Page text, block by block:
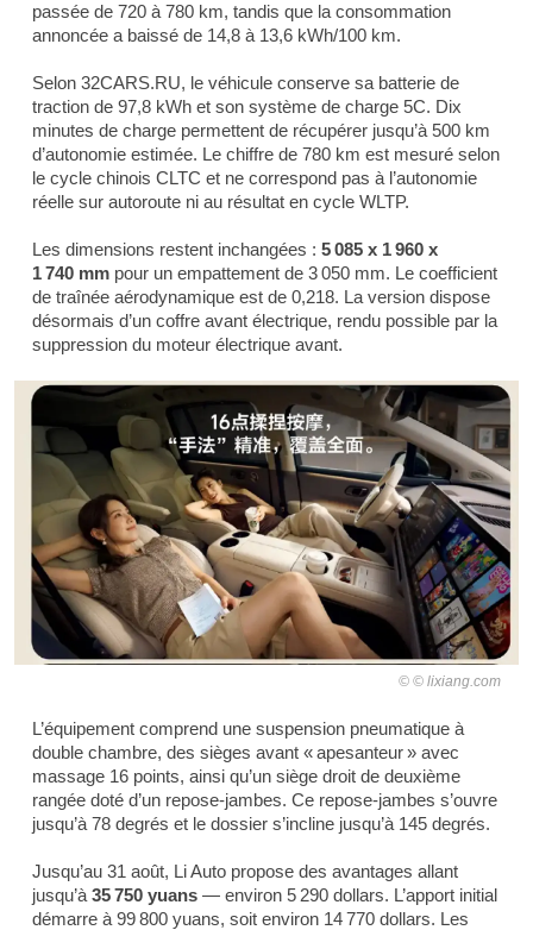
passée de 720 à 780 km, tandis que la consommation
annoncée a baissé de 14,8 à 13,6 kWh/100 km.
Selon 32CARS.RU, le véhicule conserve sa batterie de
traction de 97,8 kWh et son système de charge 5C. Dix
minutes de charge permettent de récupérer jusqu’à 500 km
d’autonomie estimée. Le chiffre de 780 km est mesuré selon
le cycle chinois CLTC et ne correspond pas à l’autonomie
réelle sur autoroute ni au résultat en cycle WLTP.
Les dimensions restent inchangées : 5 085 x 1 960 x
1 740 mm pour un empattement de 3 050 mm. Le coefficient
de traînée aérodynamique est de 0,218. La version dispose
désormais d’un coffre avant électrique, rendu possible par la
suppression du moteur électrique avant.
© lixiang.com
L’équipement comprend une suspension pneumatique à
double chambre, des sièges avant « apesanteur » avec
massage 16 points, ainsi qu’un siège droit de deuxième
rangée doté d’un repose-jambes. Ce repose-jambes s’ouvre
jusqu’à 78 degrés et le dossier s’incline jusqu’à 145 degrés.
Jusqu’au 31 août, Li Auto propose des avantages allant
jusqu’à 35 750 yuans — environ 5 290 dollars. L’apport initial
démarre à 99 800 yuans, soit environ 14 770 dollars. Les